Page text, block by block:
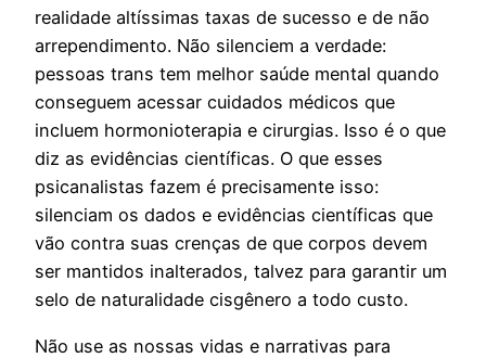
realidade altíssimas taxas de sucesso e de não
arrependimento. Não silenciem a verdade:
pessoas trans tem melhor saúde mental quando
conseguem acessar cuidados médicos que
incluem hormonioterapia e cirurgias. Isso é o que
diz as evidências científicas. O que esses
psicanalistas fazem é precisamente isso:
silenciam os dados e evidências científicas que
vão contra suas crenças de que corpos devem
ser mantidos inalterados, talvez para garantir um
selo de naturalidade cisgênero a todo custo.
Não use as nossas vidas e narrativas para